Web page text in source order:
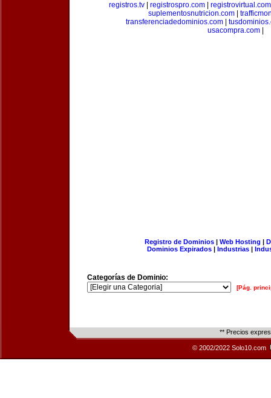
registros.tv
registrospro.com
registrovirtual.com
suplementosnutricion.com|
transferenciadedominios.com|
usacompra.com|
Registro de Dominios| Web Hosting |
Dominios Expirados | Industrias |
Categorías de Dominio:
[Pág.
** Precios
© 2002/2022 Solo10.com